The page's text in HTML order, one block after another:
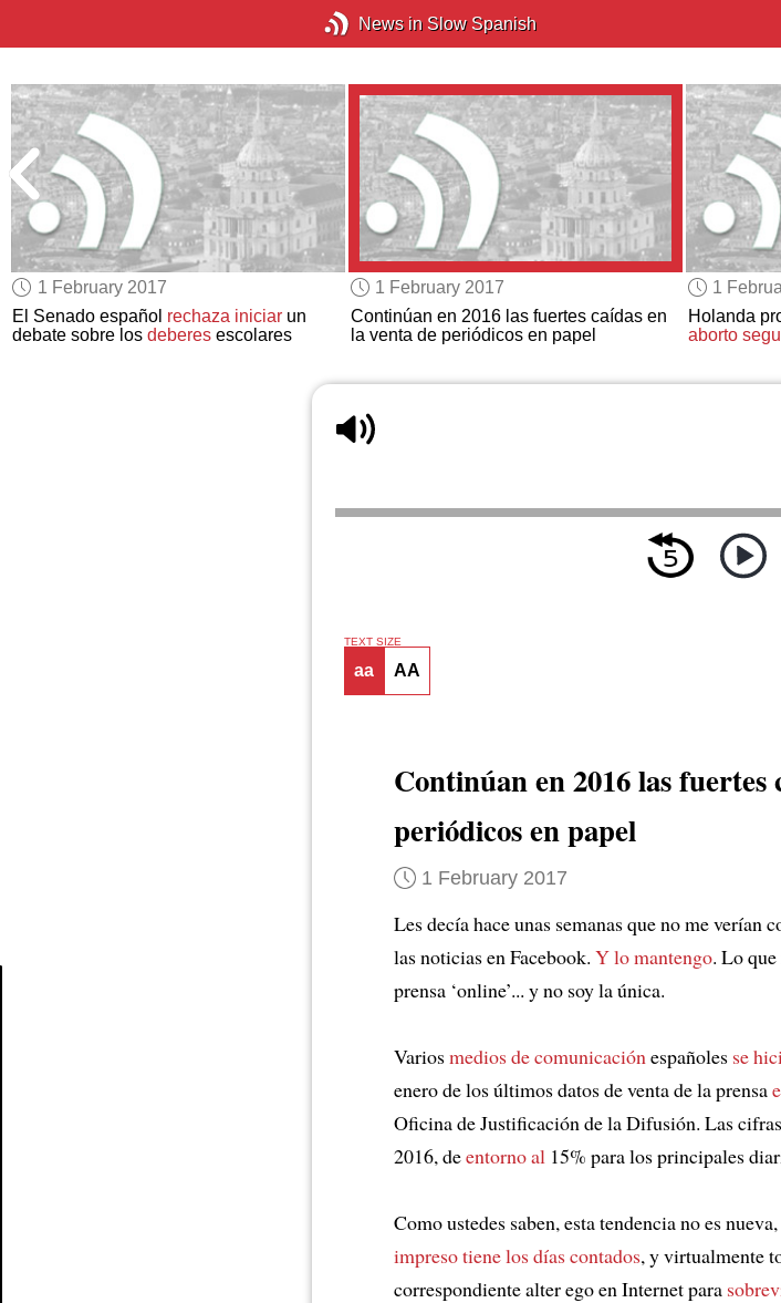
News in Slow Spanish
1 February 2017
El Senado español rechaza iniciar un
debate sobre losdeberes escolares
1 February 2017
Continúan en 2016 las fuertes caídas en
la venta de periódicos en papel
1
Holanda
aborto
TEXT SIZE
aa AA
Continúan en 2016 las fuertes
periódicos en papel
1 February 2017
Les decía hace unas semanas que no me verían
las noticias en Facebook. Y lo mantengo. Lo
prensa ‘online’... y no soy la única.
Variosmedios de comunicación españoles se
enero de los últimos datos de venta de la prensa
Oficina de Justificación de la Difusión. Las
2016, deentorno al 15% para los principales
Como ustedes saben, esta tendencia no es
impreso tiene los días contados, y virtualmente
correspondiente alter ego en Internet para